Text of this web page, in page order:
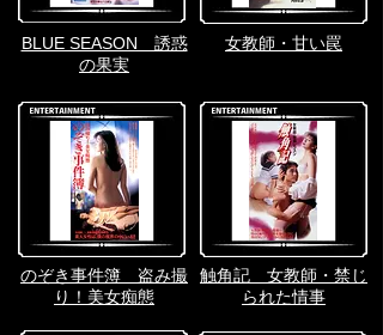
BLUE SEASON 誘惑
の果実
触角記 女教師・禁じ
られた情事
女教師・甘い罠
のぞき事件簿 盗み撮
り！美女痴態